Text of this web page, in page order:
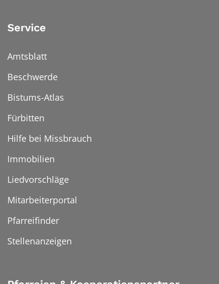
Service
Amtsblatt
Beschwerde
Bistums-Atlas
Fürbitten
Hilfe bei Missbrauch
Immobilien
Liedvorschläge
Mitarbeiterportal
Pfarreifinder
Stellenanzeigen